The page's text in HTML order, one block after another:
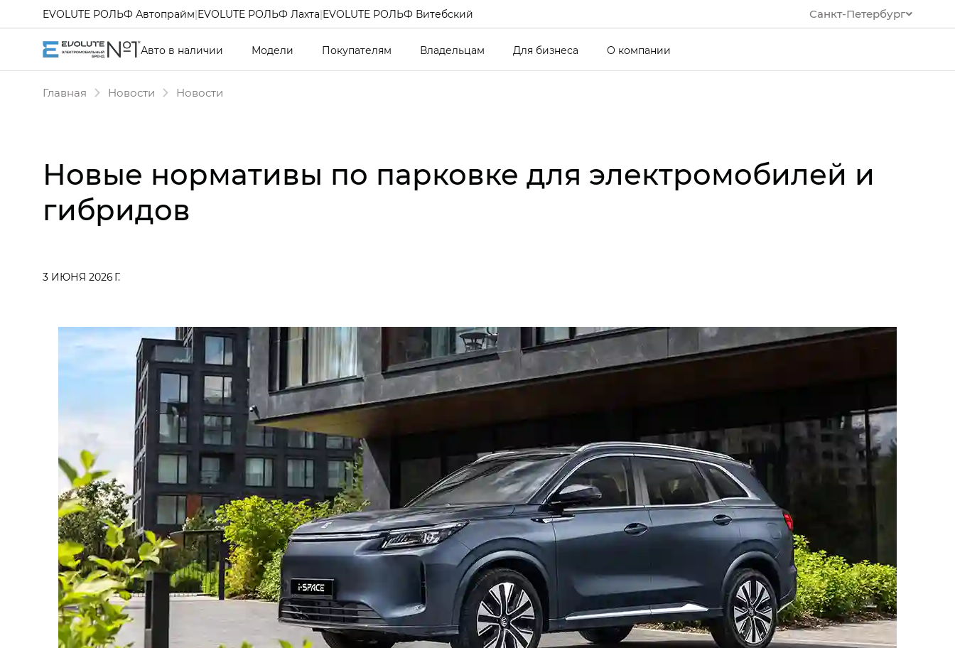
Санкт-Петербург
EVOLUTE РОЛЬФ Автопрайм|EVOLUTE РОЛЬФ Лахта|EVOLUTE РОЛЬФ Витебский
Авто в наличии Модели Покупателям Владельцам Для бизнеса О компании
Главная Новости Новости
Новые нормативы по парковке для электромобилей и
гибридов
3 ИЮНЯ 2026 Г.